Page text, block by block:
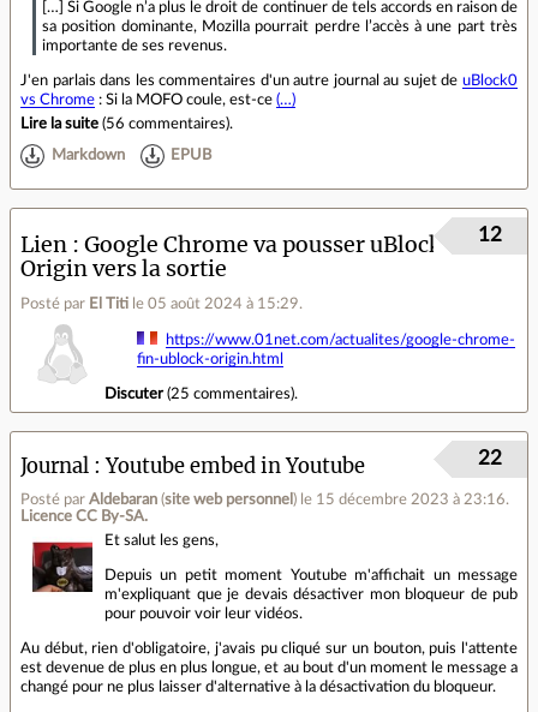
[…] Si Google n’a plus le droit de continuer de tels accords en raison de
sa position dominante, Mozilla pourrait perdre l’accès à une part très
importante de ses revenus.
J'en parlais dans les commentaires d'un autre journal au sujet de uBlock0
vs Chrome : Si la MOFO coule, est-ce (…)
Lire la suite (56 commentaires).
Markdown EPUB
Lien
Google Chrome va pousser uBlock
Origin vers la sortie
Posté par El Titi le 05 août 2024 à 15:29.
12
https://www.01net.com/actualites/google-chrome-
fin-ublock-origin.html
Discuter(25 commentaires).
Journal Youtube embed in Youtube
Posté par Aldebaran (site web personnel ) le 15 décembre 2023 à 23:16.
Licence CC By‑SA.
22
Et salut les gens,
Depuis un petit moment Youtube m'affichait un message
m'expliquant que je devais désactiver mon bloqueur de pub
pour pouvoir voir leur vidéos.
Au début, rien d'obligatoire, j'avais pu cliqué sur un bouton, puis l'attente
est devenue de plus en plus longue, et au bout d'un moment le message a
changé pour ne plus laisser d'alternative à la désactivation du bloqueur.